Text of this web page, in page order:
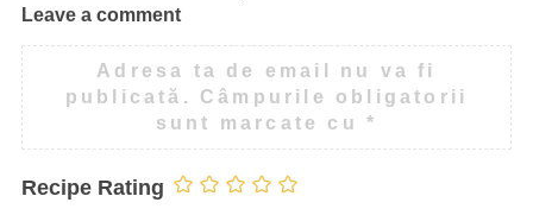
Leave a comment
Adresa ta de email nu va fi
publicată.
Câmpurile obligatorii
sunt marcate cu *
Recipe Rating